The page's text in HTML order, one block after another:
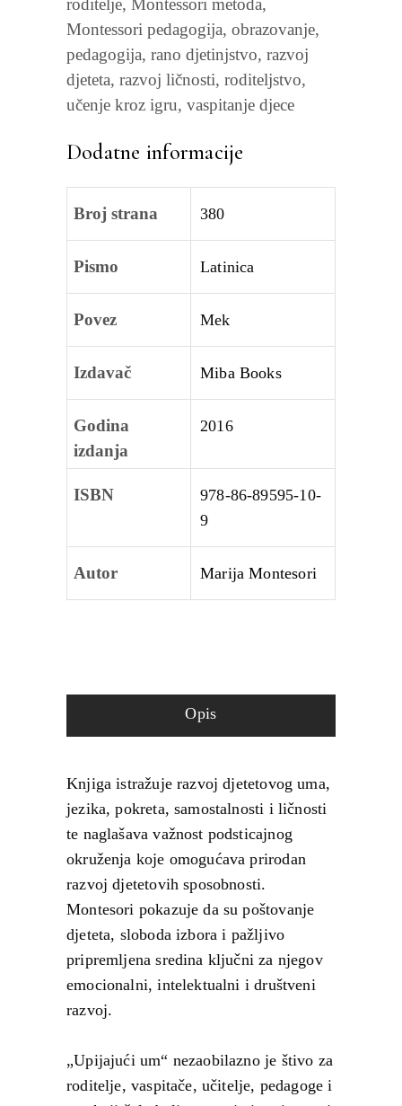
roditelje, Montessori metoda,
Montessori pedagogija, obrazovanje,
pedagogija, rano djetinjstvo, razvoj
djeteta, razvoj ličnosti, roditeljstvo,
učenje kroz igru, vaspitanje djece
Dodatne informacije
Broj strana 380
Pismo Latinica
Povez Mek
Izdavač Miba Books
Godina
izdanja
2016
ISBN
978-86-89595-10-
9
Autor Marija Montesori
Opis
Knjiga istražuje razvoj djetetovog uma,
jezika, pokreta, samostalnosti i ličnosti
te naglašava važnost podsticajnog
okruženja koje omogućava prirodan
razvoj djetetovih sposobnosti.
Montesori pokazuje da su poštovanje
djeteta, sloboda izbora i pažljivo
pripremljena sredina ključni za njegov
emocionalni, intelektualni i društveni
razvoj.
„Upijajući um“ nezaobilazno je štivo za
roditelje, vaspitače, učitelje, pedagoge i